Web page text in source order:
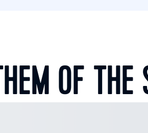
OF THE